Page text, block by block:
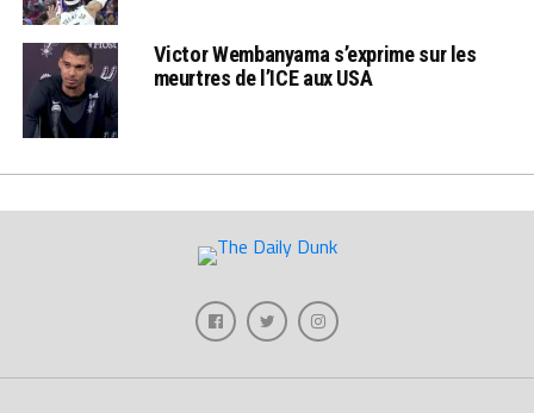
Victor Wembanyama s’exprime sur les
meurtres de l’ICE aux USA